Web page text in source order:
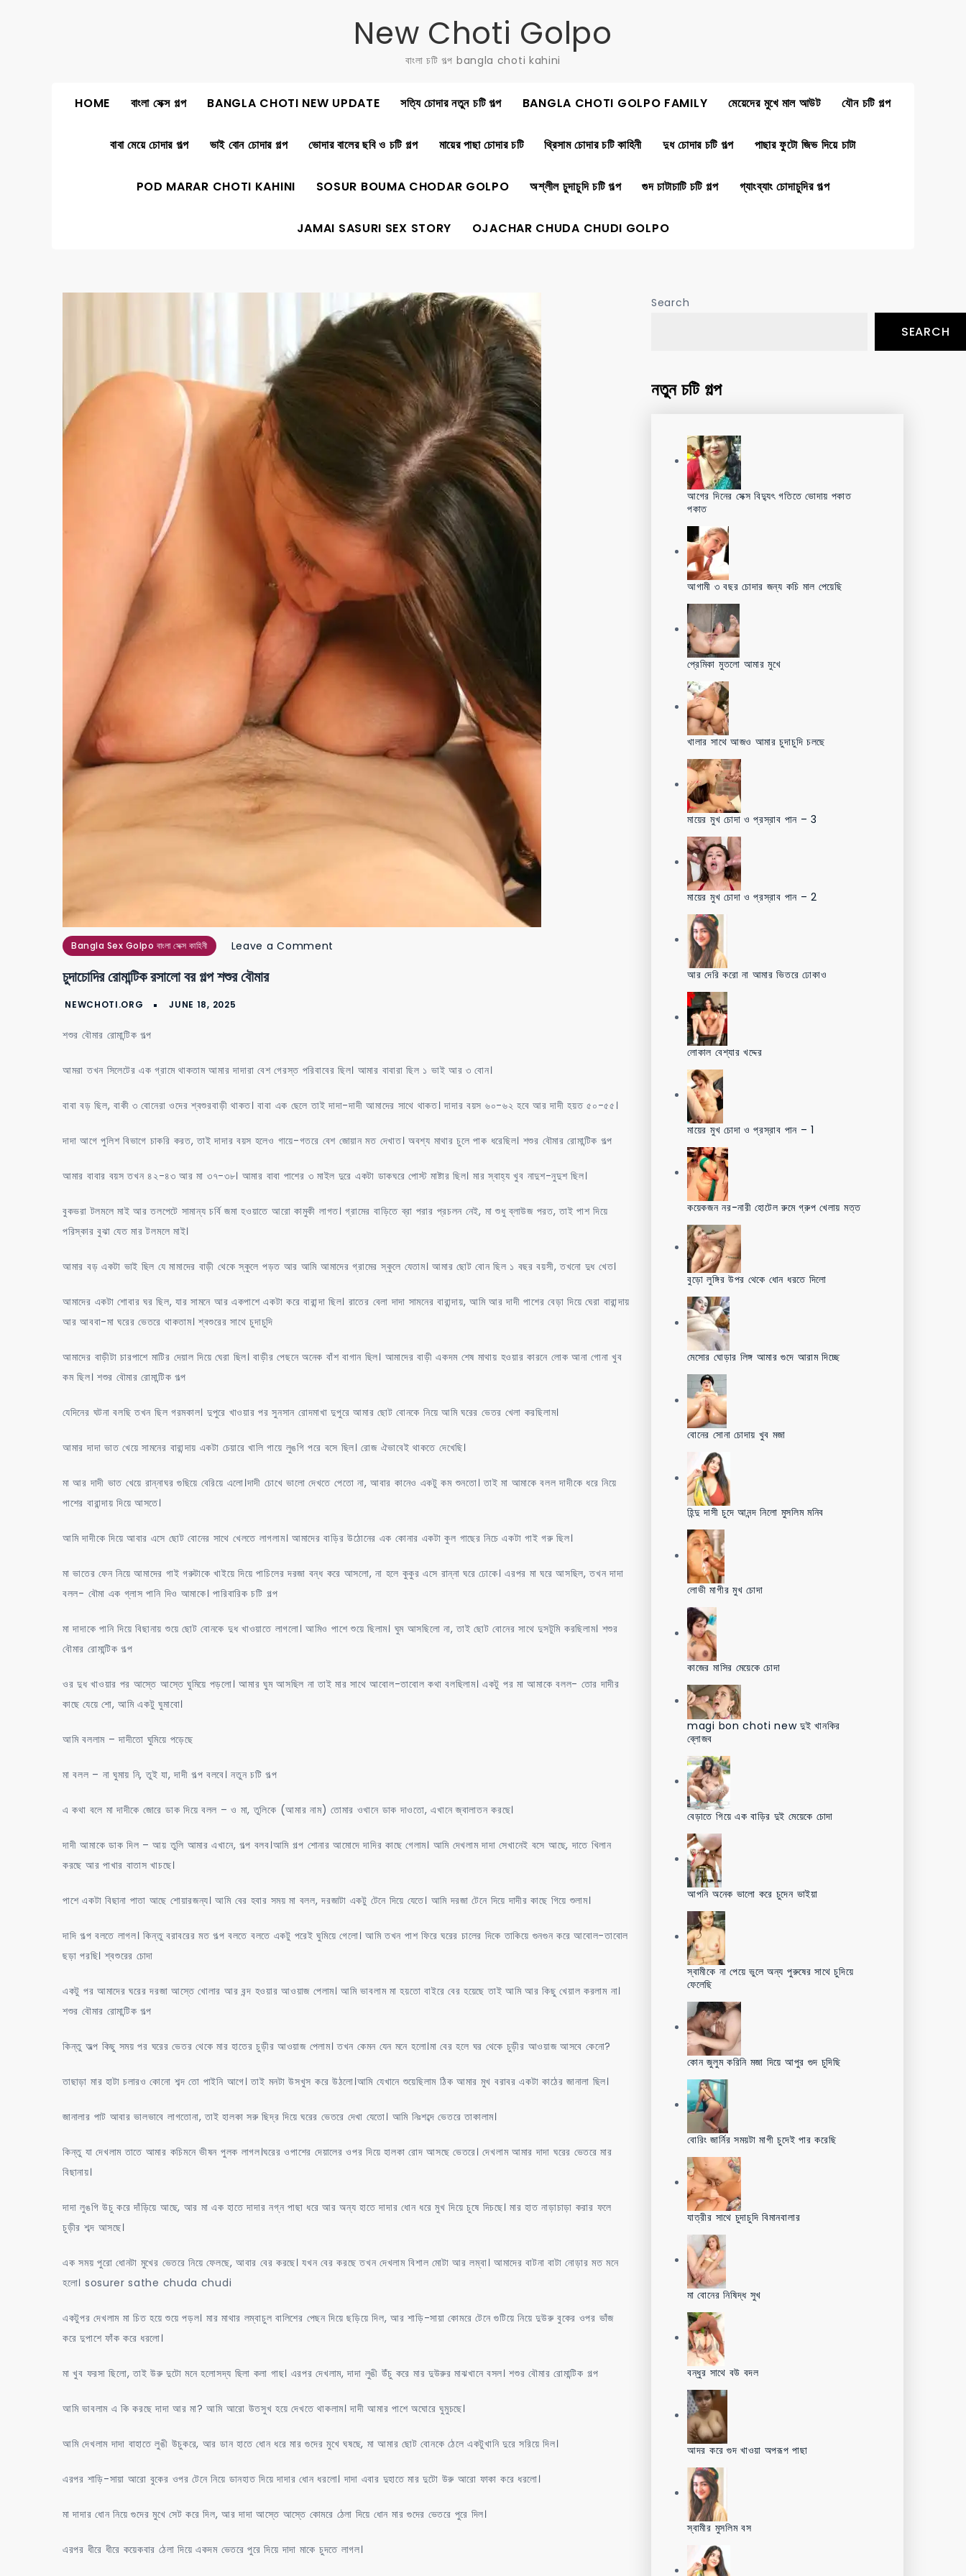
New Choti Golpo
বাংলা চটি গল্প bangla choti kahini
HOME বাংলা সেক্স গল্প BANGLA CHOTI NEW UPDATE সত্যি চোদার নতুন চটি গল্প BANGLA CHOTI GOLPO FAMILY মেয়েদের মুখে মাল আউট যৌন চটি গল্প
বাবা মেয়ে চোদার গল্প ভাই বোন চোদার গল্প ভোদার বালের ছবি ও চটি গল্প মায়ের পাছা চোদার চটি থ্রিসাম চোদার চটি কাহিনী দুধ চোদার চটি গল্প পাছার ফুটো জিভ দিয়ে চাটা
POD MARAR CHOTI KAHINI SOSUR BOUMA CHODAR GOLPO অশ্লীল চুদাচুদি চটি গল্প গুদ চাটাচাটি চটি গল্প গ্যাংব্যাং চোদাচুদির গল্প
JAMAI SASURI SEX STORY OJACHAR CHUDA CHUDI GOLPO
Bangla Sex Golpo বাংলা সেক্স কাহিনী Leave a Comment
শশুর
চুদাচোদির রোমান্টিক রসালো বর গল্প শশুর বৌমার
শশুর বৌমার রোমান্টিক গল্প
আমরা তখন সিলেটের এক গ্রামে থাকতাম আমার দাদারা বেশ গেরস্ত পরিবাবের ছিল। আমার বাবারা ছিল ১ ভাই আর ৩ বোন।
বাবা বড় ছিল, বাকী ৩ বোনেরা ওদের শ্বশুরবাড়ী থাকত। বাবা এক ছেলে তাই দাদা-দাদী আমাদের সাথে থাকত। দাদার বয়স ৬০-৬২ হবে আর দাদী হয়ত ৫০-৫৫।
দাদা আগে পুলিশ বিভাগে চাকরি করত, তাই দাদার বয়স হলেও গায়ে-গতরে বেশ জোয়ান মত দেখাত। অবশ্য মাথার চুলে পাক ধরেছিল। শশুর বৌমার রোমান্টিক গল্প
আমার বাবার বয়স তখন ৪২-৪৩ আর মা ৩৭-৩৮। আমার বাবা পাশের ৩ মাইল দুরে একটা ডাকঘরে পোস্ট মাষ্টার ছিল। মার স্বাহ্য খুব নাদুশ-নুদুশ ছিল।
বুকভরা টলমলে মাই আর তলপেটে সামান্য চর্বি জমা হওয়াতে আরো কামুকী লাগত। গ্রামের বাড়িতে ব্রা পরার প্রচলন নেই, মা শুধু ব্লাউজ পরত, তাই পাশ দিয়ে
পরিস্কার বুঝা যেত মার টলমলে মাই।
আমার বড় একটা ভাই ছিল যে মামাদের বাড়ী থেকে স্কুলে পড়ত আর আমি আমাদের গ্রামের স্কুলে যেতাম। আমার ছোট বোন ছিল ১ বছর বয়সী, তখনো দুধ খেত।
আমাদের একটা শোবার ঘর ছিল, যার সামনে আর একপাশে একটা করে বারান্দা ছিল। রাতের বেলা দাদা সামনের বারান্দায়, আমি আর দাদী পাশের বেড়া দিয়ে ঘেরা বারান্দায়
আর আববা-মা ঘরের ভেতরে থাকতাম। শ্বশুরের সাথে চুদাচুদি
আমাদের বাড়ীটা চারপাশে মাটির দেয়াল দিয়ে ঘেরা ছিল। বাড়ীর পেছনে অনেক বাঁশ বাগান ছিল। আমাদের বাড়ী একদম শেষ মাথায় হওয়ার কারনে লোক আনা গোনা খুব
কম ছিল। শশুর বৌমার রোমান্টিক গল্প
যেদিনের ঘটনা বলছি তখন ছিল গরমকাল। দুপুরে খাওয়ার পর সুনসান রোদমাখা দুপুরে আমার ছোট বোনকে নিয়ে আমি ঘরের ভেতর খেলা করছিলাম।
আমার দাদা ভাত খেয়ে সামনের বারান্দায় একটা চেয়ারে খালি গায়ে লুঙগি পরে বসে ছিল। রোজ ঐভাবেই থাকতে দেখেছি।
মা আর দাদী ভাত খেয়ে রান্নাঘর গুছিয়ে বেরিয়ে এলো।দাদী চোখে ভালো দেখতে পেতো না, আবার কানেও একটু কম শুনতো। তাই মা আমাকে বলল দাদীকে ধরে নিয়ে
পাশের বারান্দায় দিয়ে আসতে।
আমি দাদীকে দিয়ে আবার এসে ছোট বোনের সাথে খেলতে লাগলাম। আমাদের বাড়ির উঠোনের এক কোনার একটা কুল গাছের নিচে একটা গাই গরু ছিল।
মা ভাতের ফেন নিয়ে আমাদের গাই গরুটাকে খাইয়ে দিয়ে পাচিলের দরজা বন্ধ করে আসলো, না হলে কুকুর এসে রান্না ঘরে ঢোকে। এরপর মা ঘরে আসছিল, তখন দাদা
বলল- বৌমা এক গ্লাস পানি দিও আমাকে। পারিবারিক চটি গল্প
মা দাদাকে পানি দিয়ে বিছানায় শুয়ে ছোট বোনকে দুধ খাওয়াতে লাগলো। আমিও পাশে শুয়ে ছিলাম। ঘুম আসছিলো না, তাই ছোট বোনের সাথে দুসটুমি করছিলাম। শশুর
বৌমার রোমান্টিক গল্প
ওর দুধ খাওয়ার পর আস্তে আস্তে ঘুমিয়ে পড়লো। আমার ঘুম আসছিল না তাই মার সাথে আবোল-তাবোল কথা বলছিলাম। একটু পর মা আমাকে বলল- তোর দাদীর
কাছে যেয়ে শো, আমি একটু ঘুমাবো।
আমি বললাম – দাদীতো ঘুমিয়ে পড়েছে
মা বলল – না ঘুমায় নি, তুই যা, দাদী গল্প বলবে। নতুন চটি গল্প
এ কথা বলে মা দাদীকে জোরে ডাক দিয়ে বলল – ও মা, তুলিকে (আমার নাম) তোমার ওখানে ডাক দাওতো, এখানে জ্বালাতন করছে।
দাদী আমাকে ডাক দিল – আয় তুলি আমার এখানে, গল্প বলব।আমি গল্প শোনার আমোদে দাদির কাছে গেলাম। আমি দেখলাম দাদা সেখানেই বসে আছে, দাতে খিলান
করছে আর পাখার বাতাস খাচছে।
পাশে একটা বিছানা পাতা আছে শোয়ারজন্য। আমি বের হবার সময় মা বলল, দরজাটা একটু টেনে দিয়ে যেতে। আমি দরজা টেনে দিয়ে দাদীর কাছে গিয়ে শুলাম।
দাদি গল্প বলতে লাগল। কিন্তু বরাবরের মত গল্প বলতে বলতে একটু পরেই ঘুমিয়ে গেলো। আমি তখন পাশ ফিরে ঘরের চালের দিকে তাকিয়ে গুনগুন করে আবোল-তাবোল
ছড়া পরছি। শ্বশুরের চোদা
একটু পর আমাদের ঘরের দরজা আস্তে খোলার আর বন্দ হওয়ার আওয়াজ পেলাম। আমি ভাবলাম মা হয়তো বাইরে বের হয়েছে তাই আমি আর কিছু খেয়াল করলাম না।
শশুর বৌমার রোমান্টিক গল্প
কিন্তু অল্প কিছু সময় পর ঘরের ভেতর থেকে মার হাতের চুড়ীর আওয়াজ পেলাম। তখন কেমন যেন মনে হলো।মা বের হলে ঘর থেকে চুড়ীর আওয়াজ আসবে কেনো?
তাছাড়া মার হাটা চলারও কোনো শব্দ তো পাইনি আগে। তাই মনটা উসখুস করে উঠলো।আমি যেখানে শুয়েছিলাম ঠিক আমার মুখ বরাবর একটা কাঠের জানালা ছিল।
জানালার পাট আবার ভালভাবে লাগতোনা, তাই হালকা সরু ছিদ্র দিয়ে ঘরের ভেতরে দেখা যেতো। আমি নিঃশব্দে ভেতরে তাকালাম।
কিন্তু যা দেখলাম তাতে আমার কচিমনে ভীষন পুলক লাগল।ঘরের ওপাশের দেয়ালের ওপর দিয়ে হালকা রোদ আসছে ভেতরে। দেখলাম আমার দাদা ঘরের ভেতরে মার
বিছানায়।
দাদা লুঙগি উচু করে দাঁড়িয়ে আছে, আর মা এক হাতে দাদার নগ্ন পাছা ধরে আর অন্য হাতে দাদার ধোন ধরে মুখ দিয়ে চুষে দিচছে। মার হাত নাড়াচাড়া করার ফলে
চুড়ীর শব্দ আসছে।
এক সময় পুরো ধোনটা মুখের ভেতরে নিয়ে ফেলছে, আবার বের করছে। যখন বের করছে তখন দেখলাম বিশাল মোটা আর লম্বা। আমাদের বাটনা বাটা নোড়ার মত মনে
হলো। sosurer sathe chuda chudi
একটুপর দেখলাম মা চিত হয়ে শুয়ে পড়ল। মার মাথার লম্বাচুল বালিশের পেছন দিয়ে ছড়িয়ে দিল, আর শাড়ি-সায়া কোমরে টেনে গুটিয়ে নিয়ে দুউরু বুকের ওপর ভাঁজ
করে দুপাশে ফাঁক করে ধরলো।
মা খুব ফরসা ছিলো, তাই উরু দুটো মনে হলোসদ্য ছিলা কলা গাছ। এরপর দেখলাম, দাদা লুঙী উঁচু করে মার দুউরুর মাঝখানে বসল। শশুর বৌমার রোমান্টিক গল্প
আমি ভাবলাম এ কি করছে দাদা আর মা? আমি আরো উতসুখ হয়ে দেখতে থাকলাম। দাদী আমার পাশে অঘোরে ঘুমুচছে।
আমি দেখলাম দাদা বাহাতে লুঙী উচুকরে, আর ডান হাতে ধোন ধরে মার গুদের মুখে ঘষছে, মা আমার ছোট বোনকে ঠেলে একটুখানি দুরে সরিয়ে দিল।
এরপর শাড়ি-সায়া আরো বুকের ওপর টেনে নিয়ে ডানহাত দিয়ে দাদার ধোন ধরলো। দাদা এবার দুহাতে মার দুটো উরু আরো ফাকা করে ধরলো।
মা দাদার ধোন নিয়ে গুদের মুখে সেট করে দিল, আর দাদা আস্তে আস্তে কোমরে ঠেলা দিয়ে ধোন মার গুদের ভেতরে পুরে দিল।
এরপর ধীরে ধীরে কয়েকবার ঠেলা দিয়ে একদম ভেতরে পুরে দিয়ে দাদা মাকে চুদতে লাগল।
Search
SEARCH
নতুন চটি গল্প
আগের দিনের সেক্স বিদ্যুৎ গতিতে ভোদায় পকাত
পকাত
আগামী ৩ বছর চোদার জন্য কচি মাল পেয়েছি
প্রেমিকা মুতলো আমার মুখে
খালার সাথে আজও আমার চুদাচুদি চলছে
মায়ের মুখ চোদা ও প্রস্রাব পান – 3
মায়ের মুখ চোদা ও প্রস্রাব পান – 2
আর দেরি করো না আমার ভিতরে ঢোকাও
লোকাল বেশ্যার খদ্দের
মায়ের মুখ চোদা ও প্রস্রাব পান – 1
কয়েকজন নর-নারী হোটেল রুমে গ্রুপ খেলায় মত্ত
বুড়ো লুঙ্গির উপর থেকে ধোন ধরতে দিলো
মেসোর ঘোড়ার লিঙ্গ আমার গুদে আরাম দিচ্ছে
বোনের সোনা চোদায় খুব মজা
হিন্দু দাসী চুদে আনন্দ নিলো মুসলিম মনিব
লোভী মাগীর মুখ চোদা
কাজের মাসির মেয়েকে চোদা
magi bon choti new দুই খানকির
ব্লোজব
বেড়াতে গিয়ে এক বাড়ির দুই মেয়েকে চোদা
আপনি অনেক ভালো করে চুদেন ভাইয়া
স্বামীকে না পেয়ে ভুলে অন্য পুরুষের সাথে চুদিয়ে
ফেলেছি
কোন জুলুম করিনি মজা দিয়ে আপুর গুদ চুদিছি
বোরিং জার্নির সময়টা মাগী চুদেই পার করেছি
যাত্রীর সাথে চুদাচুদি বিমানবালার
মা বোনের নিষিদ্ধ সুখ
বন্ধুর সাথে বউ বদল
আদর করে গুদ খাওয়া অপরূপ পাছা
স্বামীর মুসলিম বস